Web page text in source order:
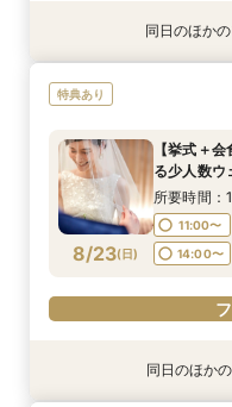
8/22( 土 )
【挙式＋
11:00〜
14:00〜
8/22( 土 )
【期間限
11:00〜
14:00〜
8/22( 土 )
11:00〜
14:00〜
8/22( 土 )
【和婚フ
11:00〜
14:00〜
同日のほか
特典あり
8/23(日)
【挙式＋
る少人数ウ
所要時間：
11:00〜
14:00〜
同日のほか